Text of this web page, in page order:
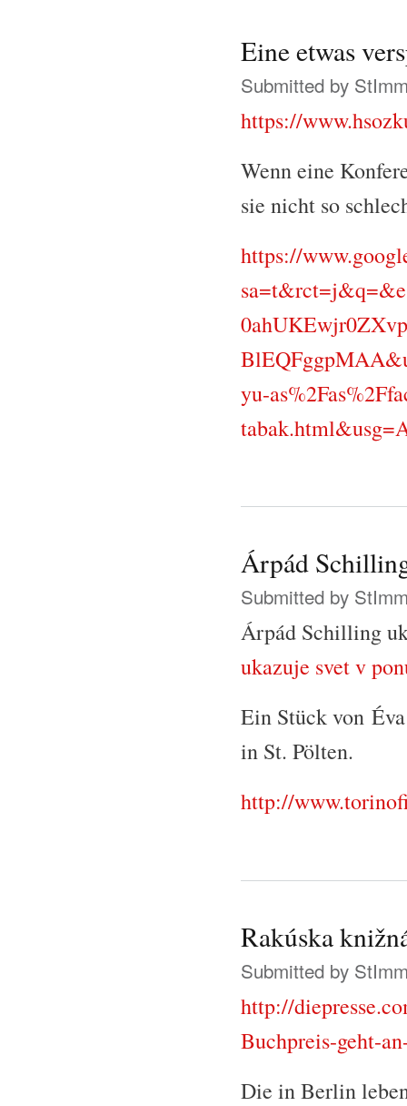
Eine etwas
Submitted by
https://
Wenn eine
sie nicht so
https://
yu-
Árpád
Submitted by
Árpád Schilling
ukazuje svet v
Ein Stück von
in St. Pölten.
http://
Rakúska
Submitted by
http://
Buchpreis-geht-
Die in Berlin